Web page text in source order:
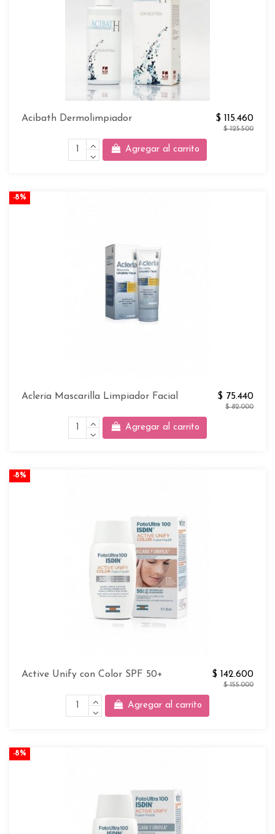
Acibath Dermolimpiador $ 115.460
$ 125.500
Agregar al carrito
-8%
Acleria Mascarilla Limpiador Facial $ 75.440
$ 82.000
Agregar al carrito
-8%
Active Unify con Color SPF 50+ $ 142.600
$ 155.000
Agregar al carrito
-8%